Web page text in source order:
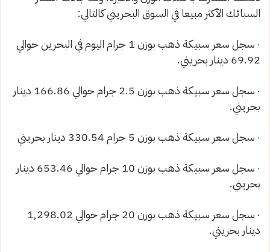
السبائك الأكثر مبيعا في السوق البحريني كالتالي:
٠ سجل سعر سبيكة ذهب بوزن 1 جرام اليوم في البحرين حوالي
69.92 دينار بحريني.
٠ سجل سعر سبيكة ذهب بوزن 2.5 جرام حوالي 166.86 دينار
بحريني.
٠ سجل سعر سبيكة ذهب بوزن 5 جرام 330.54 دينار بحريني
٠ سجل سعر سبيكة ذهب بوزن 10 جرام حوالي 653.46 دينار
بحريني.
٠ سجل سعر سبيكة ذهب بوزن 20 جرام حوالي 1,298.02
دينار بحريني.